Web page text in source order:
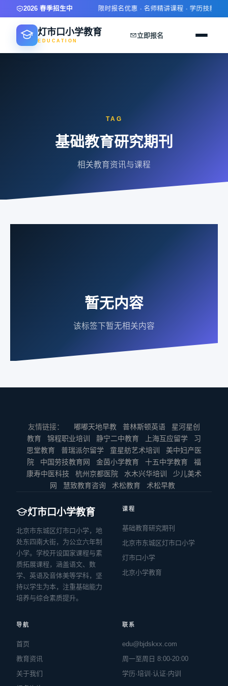
2026 春季招生中 限时报名优惠 · 名师精讲课程 · 学历技能双
灯市口小学教育
EDUCATION
立即报名
TAG
基础教育研究期刊
相关教育资讯与课程
暂无内容
该标签下暂无相关内容
友情链接： 嘟嘟天地早教 普林斯顿英语
星河星创
教育
锦程职业培训 静宁二中教育 上海互应留学
习
思堂教育
普瑞派尔留学 童星舫艺术培训
美中妇产医
院
中国劳技教育网 金茵小学教育 十五中学教育
福
康寿中医科技
杭州京都医院 水木兴华培训
少儿美术
网
慧致教育咨询 术松教育 术松早教
灯市口小学教育
北京市东城区灯市口小学，地
处东四南大街，为公立六年制
小学。学校开设国家课程与素
质拓展课程，涵盖语文、数
学、英语及音体美等学科，坚
持以学生为本，注重基础能力
培养与综合素质提升。
课程
基础教育研究期刊
北京市东城区灯市口小学
灯市口小学
北京小学教育
导航
首页
教育资讯
关于我们
联系
edu@bjdskxx.com
周一至周日 8:00-20:00
学历·培训·认证·内训